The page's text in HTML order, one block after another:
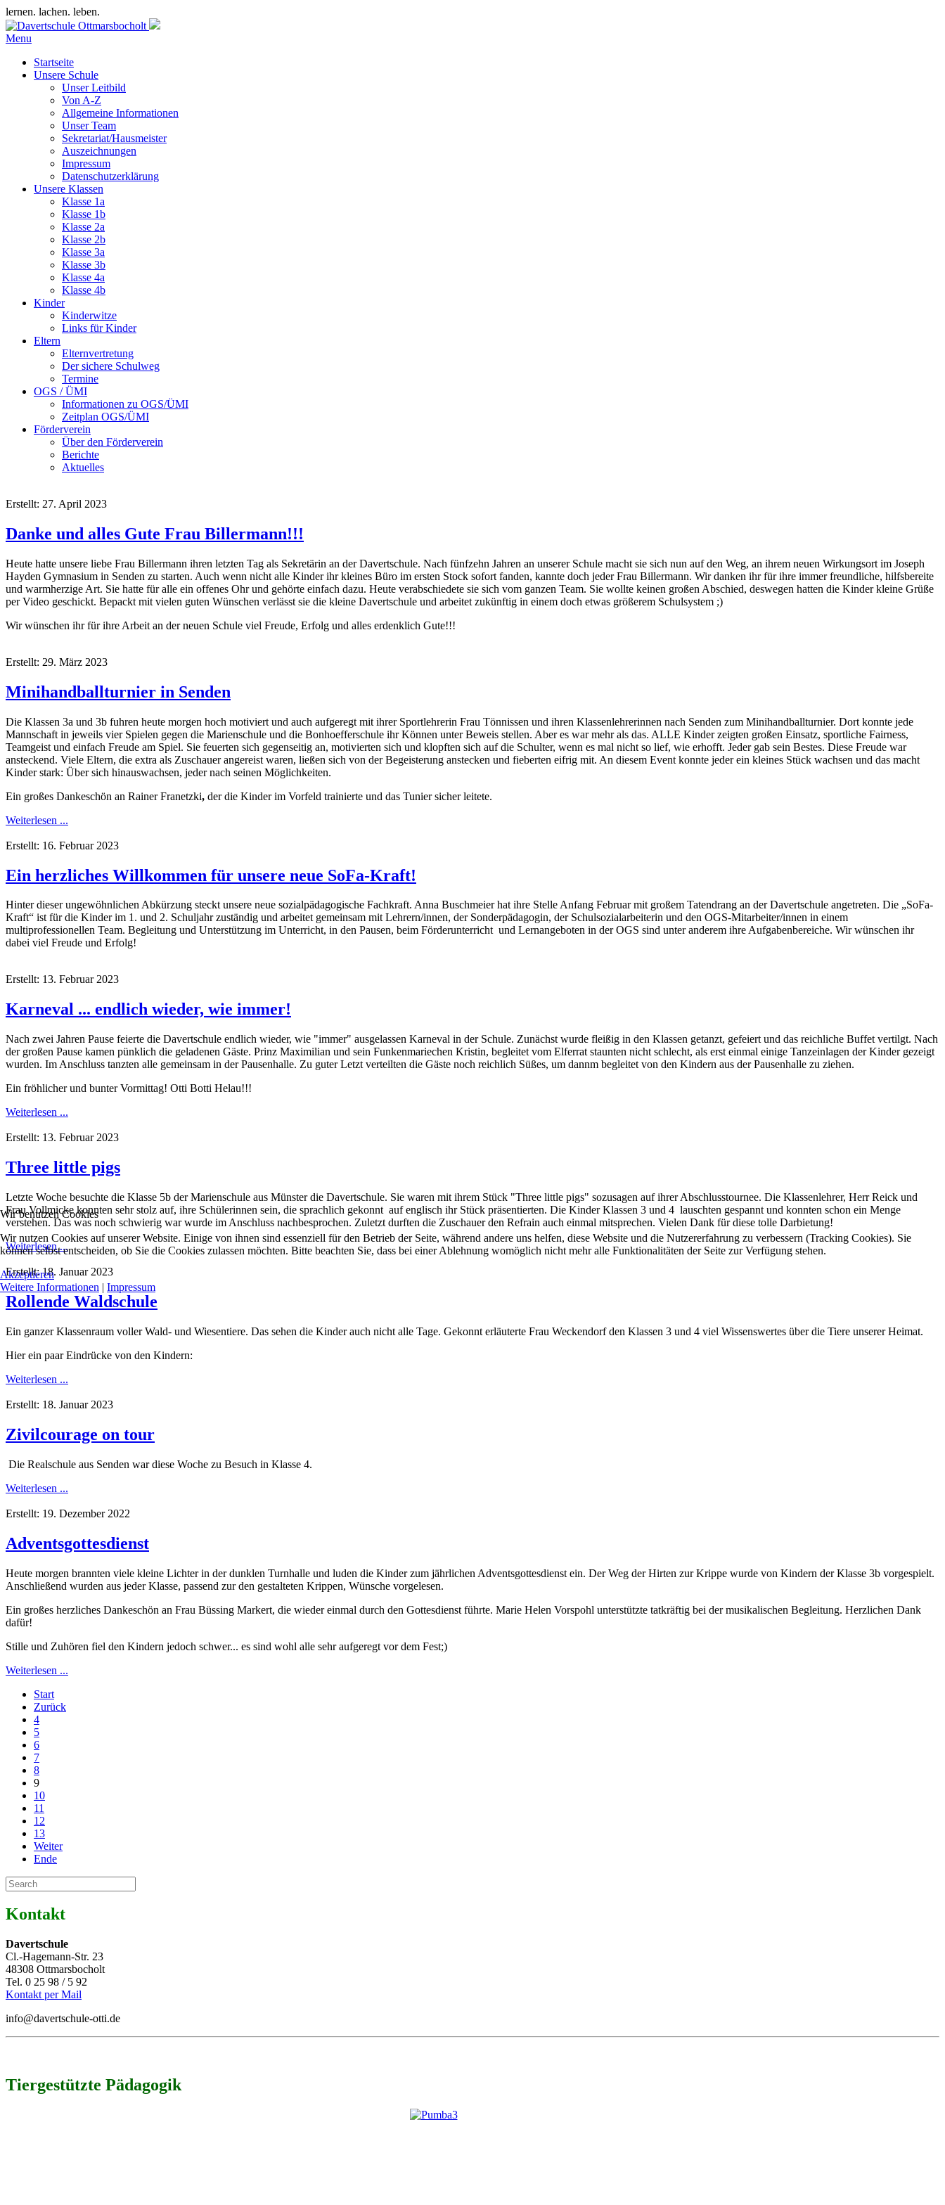
lernen. lachen. leben.
Menu
Startseite
Unsere Schule
Unser Leitbild
Von A-Z
Allgemeine Informationen
Unser Team
Sekretariat/Hausmeister
Auszeichnungen
Impressum
Datenschutzerklärung
Unsere Klassen
Klasse 1a
Klasse 1b
Klasse 2a
Klasse 2b
Klasse 3a
Klasse 3b
Klasse 4a
Klasse 4b
Kinder
Kinderwitze
Links für Kinder
Eltern
Elternvertretung
Der sichere Schulweg
Termine
OGS / ÜMI
Informationen zu OGS/ÜMI
Zeitplan OGS/ÜMI
Förderverein
Über den Förderverein
Berichte
Aktuelles
Erstellt: 27. April 2023
Danke und alles Gute Frau Billermann!!!
Heute hatte unsere liebe Frau Billermann ihren letzten Tag als Sekretärin an der Davertschule. Nach fünfzehn Jahren an unserer Schule macht sie sich nun auf den Weg, an ihrem neuen Wirkungsort im Joseph
Hayden Gymnasium in Senden zu starten. Auch wenn nicht alle Kinder ihr kleines Büro im ersten Stock sofort fanden, kannte doch jeder Frau Billermann. Wir danken ihr für ihre immer freundliche, hilfsbereite
und warmherzige Art. Sie hatte für alle ein offenes Ohr und gehörte einfach dazu. Heute verabschiedete sie sich vom ganzen Team. Sie wollte keinen großen Abschied, deswegen hatten die Kinder kleine Grüße
per Video geschickt. Bepackt mit vielen guten Wünschen verlässt sie die kleine Davertschule und arbeitet zukünftig in einem doch etwas größerem Schulsystem ;)
Wir wünschen ihr für ihre Arbeit an der neuen Schule viel Freude, Erfolg und alles erdenklich Gute!!!
Erstellt: 29. März 2023
Minihandballturnier in Senden
Die Klassen 3a und 3b fuhren heute morgen hoch motiviert und auch aufgeregt mit ihrer Sportlehrerin Frau Tönnissen und ihren Klassenlehrerinnen nach Senden zum Minihandballturnier. Dort konnte jede
Mannschaft in jeweils vier Spielen gegen die Marienschule und die Bonhoefferschule ihr Können unter Beweis stellen. Aber es war mehr als das. ALLE Kinder zeigten großen Einsatz, sportliche Fairness,
Teamgeist und einfach Freude am Spiel. Sie feuerten sich gegenseitig an, motivierten sich und klopften sich auf die Schulter, wenn es mal nicht so lief, wie erhofft. Jeder gab sein Bestes. Diese Freude war
ansteckend. Viele Eltern, die extra als Zuschauer angereist waren, ließen sich von der Begeisterung anstecken und fieberten eifrig mit. An diesem Event konnte jeder ein kleines Stück wachsen und das macht
Kinder stark: Über sich hinauswachsen, jeder nach seinen Möglichkeiten.
Ein großes Dankeschön an Rainer Franetzki, der die Kinder im Vorfeld trainierte und das Tunier sicher leitete.
Weiterlesen ...
Erstellt: 16. Februar 2023
Ein herzliches Willkommen für unsere neue SoFa-Kraft!
Hinter dieser ungewöhnlichen Abkürzung steckt unsere neue sozialpädagogische Fachkraft. Anna Buschmeier hat ihre Stelle Anfang Februar mit großem Tatendrang an der Davertschule angetreten. Die „SoFa-
Kraft“ ist für die Kinder im 1. und 2. Schuljahr zuständig und arbeitet gemeinsam mit Lehrern/innen, der Sonderpädagogin, der Schulsozialarbeiterin und den OGS-Mitarbeiter/innen in einem
multiprofessionellen Team. Begleitung und Unterstützung im Unterricht, in den Pausen, beim Förderunterricht und Lernangeboten in der OGS sind unter anderem ihre Aufgabenbereiche. Wir wünschen ihr
dabei viel Freude und Erfolg!
Erstellt: 13. Februar 2023
Karneval ... endlich wieder, wie immer!
Nach zwei Jahren Pause feierte die Davertschule endlich wieder, wie "immer" ausgelassen Karneval in der Schule. Zunächst wurde fleißig in den Klassen getanzt, gefeiert und das reichliche Buffet vertilgt. Nach
der großen Pause kamen pünklich die geladenen Gäste. Prinz Maximilian und sein Funkenmariechen Kristin, begleitet vom Elferrat staunten nicht schlecht, als erst einmal einige Tanzeinlagen der Kinder gezeigt
wurden. Im Anschluss tanzten alle gemeinsam in der Pausenhalle. Zu guter Letzt verteilten die Gäste noch reichlich Süßes, um dannm begleitet von den Kindern aus der Pausenhalle zu ziehen.
Ein fröhlicher und bunter Vormittag! Otti Botti Helau!!!
Weiterlesen ...
Erstellt: 13. Februar 2023
Three little pigs
Letzte Woche besuchte die Klasse 5b der Marienschule aus Münster die Davertschule. Sie waren mit ihrem Stück "Three little pigs" sozusagen auf ihrer Abschlusstournee. Die Klassenlehrer, Herr Reick und
Frau Vollmicke konnten sehr stolz auf, ihre Schülerinnen sein, die sprachlich gekonnt auf englisch ihr Stück präsentierten. Die Kinder Klassen 3 und 4 lauschten gespannt und konnten schon ein Menge
verstehen. Das was noch schwierig war wurde im Anschluss nachbesprochen. Zuletzt durften die Zuschauer den Refrain auch einmal mitsprechen. Vielen Dank für diese tolle Darbietung!
Weiterlesen ...
Erstellt: 18. Januar 2023
Rollende Waldschule
Ein ganzer Klassenraum voller Wald- und Wiesentiere. Das sehen die Kinder auch nicht alle Tage. Gekonnt erläuterte Frau Weckendorf den Klassen 3 und 4 viel Wissenswertes über die Tiere unserer Heimat.
Hier ein paar Eindrücke von den Kindern:
Weiterlesen ...
Erstellt: 18. Januar 2023
Zivilcourage on tour
Die Realschule aus Senden war diese Woche zu Besuch in Klasse 4.
Weiterlesen ...
Erstellt: 19. Dezember 2022
Adventsgottesdienst
Heute morgen brannten viele kleine Lichter in der dunklen Turnhalle und luden die Kinder zum jährlichen Adventsgottesdienst ein. Der Weg der Hirten zur Krippe wurde von Kindern der Klasse 3b vorgespielt.
Anschließend wurden aus jeder Klasse, passend zur den gestalteten Krippen, Wünsche vorgelesen.
Ein großes herzliches Dankeschön an Frau Büssing Markert, die wieder einmal durch den Gottesdienst führte. Marie Helen Vorspohl unterstützte tatkräftig bei der musikalischen Begleitung. Herzlichen Dank
dafür!
Stille und Zuhören fiel den Kindern jedoch schwer... es sind wohl alle sehr aufgeregt vor dem Fest;)
Weiterlesen ...
Start
Zurück
4
5
6
7
8
9
10
11
12
13
Weiter
Ende
Kontakt
Davertschule
Cl.-Hagemann-Str. 23
48308 Ottmarsbocholt
Tel. 0 25 98 / 5 92
Kontakt per Mail
info@davertschule-otti.de
Tiergestützte Pädagogik
Wir benutzen Cookies
Wir nutzen Cookies auf unserer Website. Einige von ihnen sind essenziell für den Betrieb der Seite, während andere uns helfen, diese Website und die Nutzererfahrung zu verbessern (Tracking Cookies). Sie
können selbst entscheiden, ob Sie die Cookies zulassen möchten. Bitte beachten Sie, dass bei einer Ablehnung womöglich nicht mehr alle Funktionalitäten der Seite zur Verfügung stehen.
Akzeptieren
Weitere Informationen | Impressum